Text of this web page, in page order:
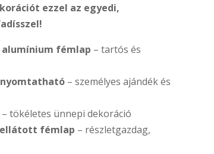
ezzel az egyedi,
alumínium fémlap – tartós és
nyomtatható – személyes ajándék és
– tökéletes ünnepi dekoráció
ellátott fémlap – részletgazdag,